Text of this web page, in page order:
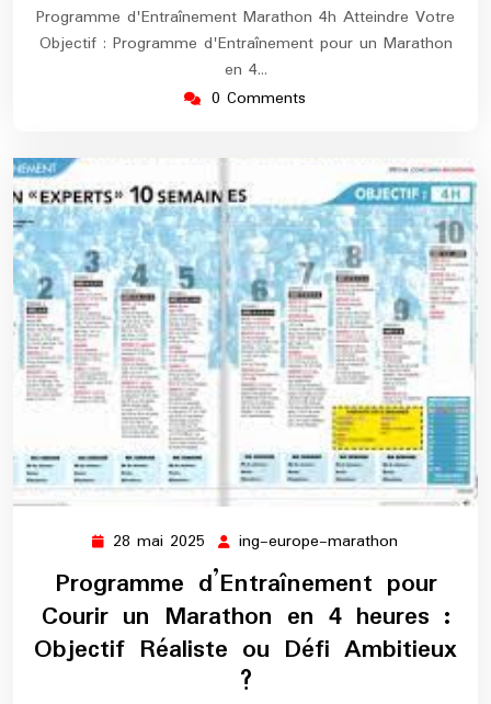
Programme d'Entraînement Marathon 4h Atteindre Votre
Objectif : Programme d'Entraînement pour un Marathon
en 4…
0 Comments
28 mai 2025 28
mai
2025
ing-europe-marathon
marathon
Programme d’Entraînement pour
Courir un Marathon en 4 heures :
Objectif Réaliste ou Défi Ambitieux
?